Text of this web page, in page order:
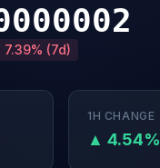
(7d)
1H CHANGE
▲ 4.54%